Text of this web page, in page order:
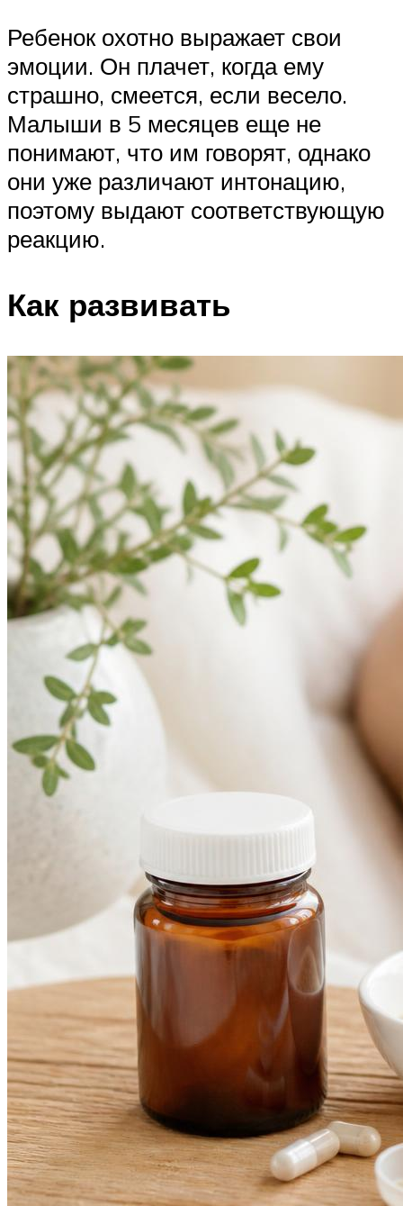
Ребенок охотно выражает свои
эмоции. Он плачет, когда ему
страшно, смеется, если весело.
Малыши в 5 месяцев еще не
понимают, что им говорят, однако
они уже различают интонацию,
поэтому выдают соответствующую
реакцию.
Как развивать